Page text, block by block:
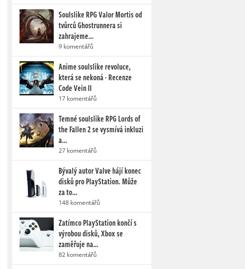
Soulslike RPG Valor Mortis od
tvůrců Ghostrunnera si
zahrajeme…
9 komentářů
Anime soulslike revoluce,
která se nekoná - Recenze
Code Vein II
17 komentářů
Temné soulslike RPG Lords of
the Fallen 2 se vysmívá inkluzi
a…
27 komentářů
Bývalý autor Valve hájí konec
disků pro PlayStation. Může
za to…
148 komentářů
Zatímco PlayStation končí s
výrobou disků, Xbox se
zaměřuje na…
82 komentářů